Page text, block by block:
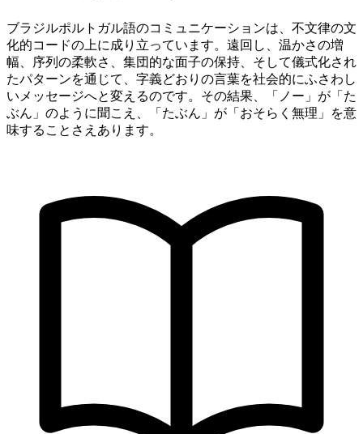
ブラジルポルトガル語のコミュニケーションは、不文律の文
化的コードの上に成り立っています。遠回し、温かさの増
幅、序列の柔軟さ、集団的な面子の保持、そして儀式化され
たパターンを通じて、字義どおりの言葉を社会的にふさわし
いメッセージへと変えるのです。その結果、「ノー」が「た
ぶん」のように聞こえ、「たぶん」が「おそらく無理」を意
味することさえあります。